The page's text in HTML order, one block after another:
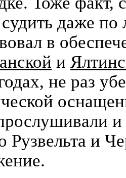
даже по
в
и
не раз
Рузвельта и